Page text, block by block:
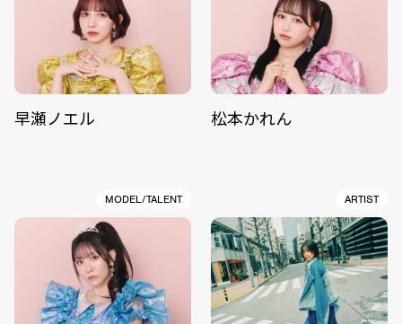
早瀬ノエル 松本かれん
MODEL/TALENT ARTIST